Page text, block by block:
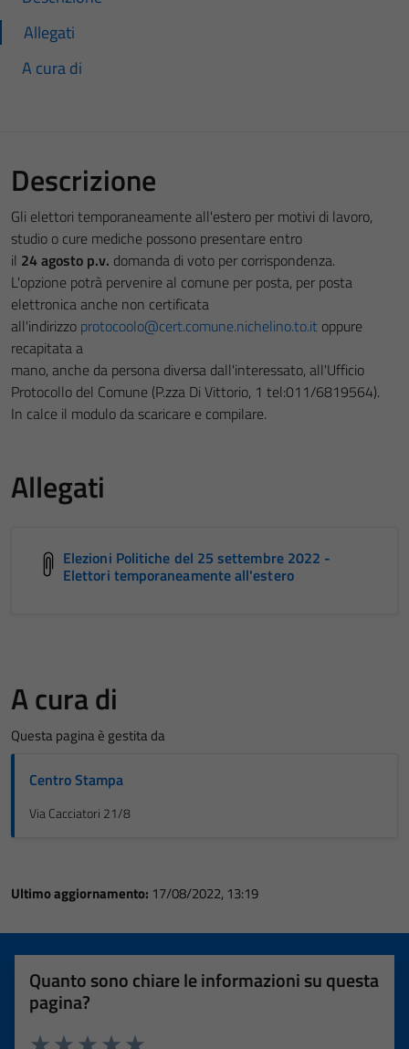
Allegati
A cura di
Descrizione
Gli elettori temporaneamente all'estero per motivi di lavoro,
studio o cure mediche possono presentare entro
il 24agosto p.v. domanda di voto per corrispondenza.
L'opzione potrà pervenire al comune per posta, per posta
elettronica anche non certificata
all'indirizzo protocoolo@cert.comune.nichelino.to.it oppure
recapitata a
mano, anche da persona diversa dall'interessato, all'Ufficio
Protocollo del Comune (P.zza Di Vittorio, 1 tel:011/6819564).
In calce il modulo da scaricare e compilare.
Allegati
Elezioni Politiche del 25 settembre 2022 -
Elettori temporaneamente all'estero
A cura di
Questa pagina è gestita da
Centro Stampa
Via Cacciatori 21/8
Ultimo aggiornamento: 17/08/2022, 13:19
Quanto sono chiare le informazioni su questa
pagina?